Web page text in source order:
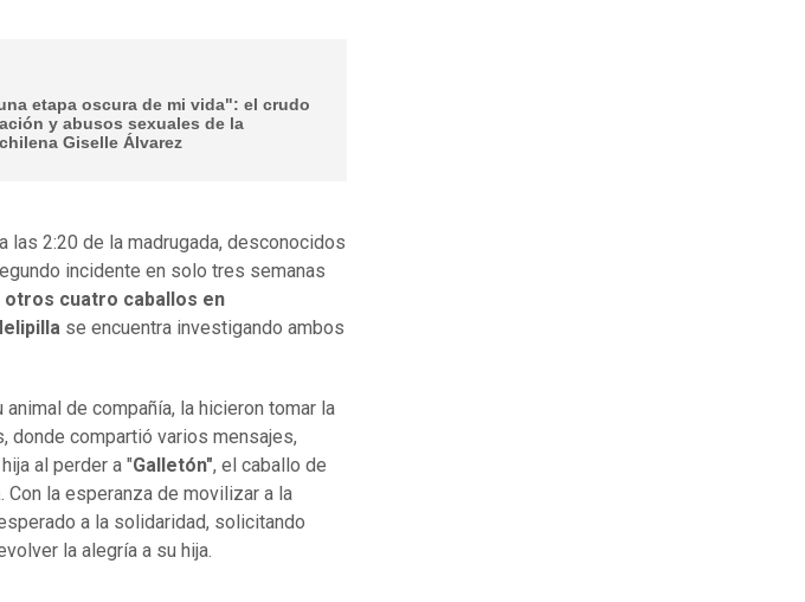
etapa oscura de mi vida": el crudo
y abusos sexuales de la
Giselle Álvarez
las 2:20 de la madrugada, desconocidos
incidente en solo tres semanas
cuatro caballos en
se encuentra investigando ambos
de compañía, la hicieron tomar la
donde compartió varios mensajes,
al perder a "Galletón", el caballo de
. Con la esperanza de movilizar a la
a la solidaridad, solicitando
la alegría a su hija.